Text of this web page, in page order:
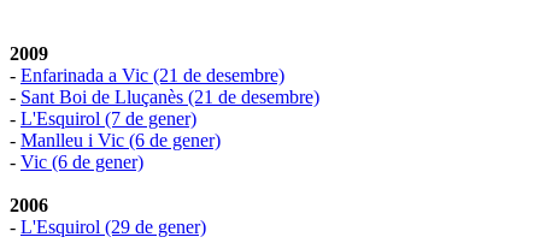
2009
- Enfarinada a Vic (21 de desembre)
- Sant Boi de Lluçanès (21 de desembre)
- L'Esquirol (7 de gener)
- Manlleu i Vic (6 de gener)
- Vic (6 de gener)
2006
- L'Esquirol (29 de gener)